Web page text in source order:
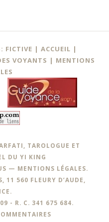
FICTIVE | ACCUEIL |
VOYANTS | MENTIONS
TAROLOGUE ET
DU YI KING
— MENTIONS LÉGALES.
11 560 FLEURY D’AUDE,
- R. C. 341 675 684.